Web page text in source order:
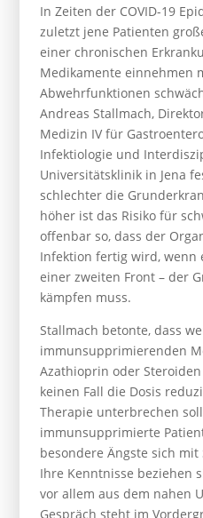
In Zeiten der COVID-19
zuletzt jene Patienten
einer chronischen
Medikamente einnehmen
Abwehrfunktionen
Andreas Stallmach,
Medizin IV für
Infektiologie und
Universitätsklinik in Jena
schlechter die
höher ist das Risiko für
offenbar so, dass der
Infektion fer­tig wird, wenn
einer zweiten Front – der
kämpfen muss.
Stallmach betonte, dass
immunsupprimierenden
Azathioprin oder
keinen Fall die Dosis
Therapie unterbrechen
immunsupprimierte
besondere Ängste sich mit
Ihre Kenntnisse beziehen
vor allem aus dem nahen
Gespräch steht im